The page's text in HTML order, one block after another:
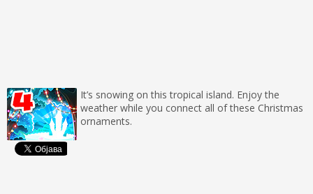
It’s snowing on this tropical island. Enjoy the
weather while you connect all of these Christmas
ornaments.